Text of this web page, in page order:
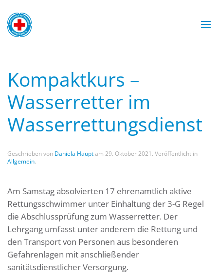
Zum Hauptinhalt springen
Mit Sicherheit am Wasser
MÜNCHEN
Kompaktkurs –
Wasserretter im
Wasserrettungsdienst
Geschrieben von Daniela Hauptam 29. Oktober 2021 . Veröffentlicht in
Allgemein.
Am Samstag absolvierten 17 ehrenamtlich aktive
Rettungsschwimmer unter Einhaltung der 3-G Regel
die Abschlussprüfung zum Wasserretter. Der
Lehrgang umfasst unter anderem die Rettung und
den Transport von Personen aus besonderen
Gefahrenlagen mit anschließender
sanitätsdienstlicher Versorgung.